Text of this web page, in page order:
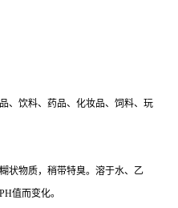
、饮料、药品、化妆品、饲料、玩
状物质，稍带特臭。溶于水、乙
值而变化。